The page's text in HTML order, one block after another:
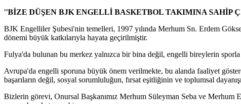
''BİZE DÜŞEN BJK ENGELLİ BASKETBOL TAKIMINA SAHİP
BJK Engelliler Şubesi'nin temelleri, 1997 yılında Merhum Sn. Erdem
dönemi büyük katkılarıyla hayata geçirilmiştir.
Fulya'da bulunan bu merkez yalnızca bir bina değil, engelli bireylerin
Avrupa'da engelli sporuna büyük önem verilmekte, bu alanda faaliyet
başarıların değil, sosyal sorumluluğun, fırsat eşitliğinin ve toplumsal
Bizlerin görevi, Onursal Başkanımız Merhum Süleyman Seba ve Merhum